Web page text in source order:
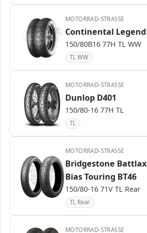
MOTORRAD-STRASSE
Continental Legend
150/80B16 77H TL WW
TL WW
MOTORRAD-STRASSE
Dunlop D401
150/80-16 77H TL
TL
MOTORRAD-STRASSE
Bridgestone Battlax
Bias Touring BT46
150/80-16 71V TL Rear
TL Rear
MOTORRAD-STRASSE